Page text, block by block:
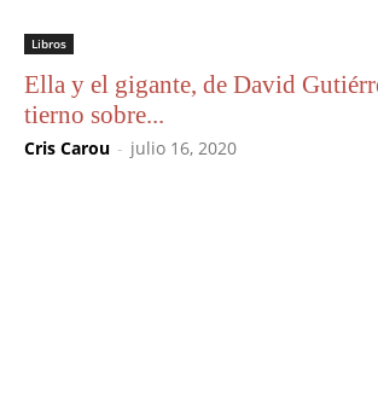
Libros
Ella y el gigante, de David
tierno sobre...
Cris Carou - julio 16, 2020